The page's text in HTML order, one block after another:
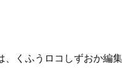
、くふうロコしずおか編集